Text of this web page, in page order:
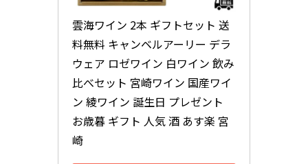
雲海ワイン 2本 ギフトセット 送
料無料 キャンベルアーリー デラ
ウェア ロゼワイン 白ワイン 飲み
比べセット 宮崎ワイン 国産ワイ
ン 綾ワイン 誕生日 プレゼント
お歳暮 ギフト 人気 酒 あす楽 宮
崎